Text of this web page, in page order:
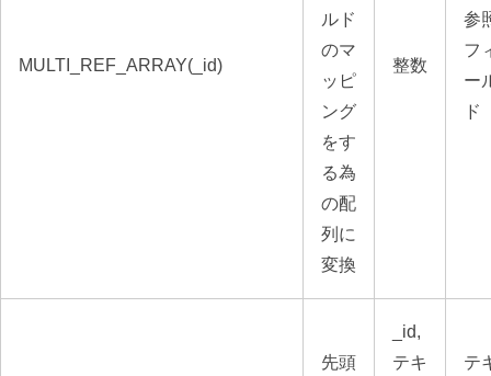
MULTI_REF_ARRAY(_id)
ルド
のマ
ッピ
ング
をす
る為
の配
列に
変換
整数
参
フ
ー
ド
先頭
_id,
テキ
テ